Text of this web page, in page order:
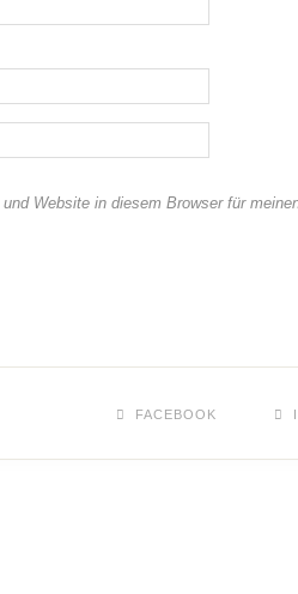
Website in diesem Browser für
FACEBOOK